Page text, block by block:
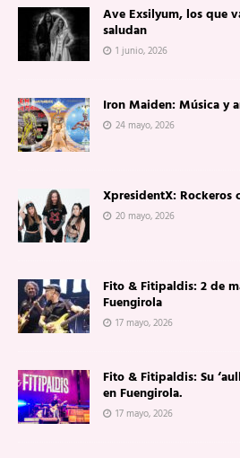
Ave Exsilyum, los que
saludan
1 junio, 2026
Iron Maiden: Música y
24 mayo, 2026
XpresidentX: Rockeros
20 mayo, 2026
Fito & Fitipaldis: 2 de
Fuengirola
17 mayo, 2026
Fito & Fitipaldis: Su
en Fuengirola.
17 mayo, 2026